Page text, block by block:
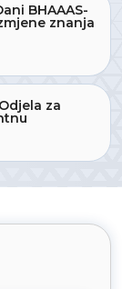
BHAAAS-
znanja
za